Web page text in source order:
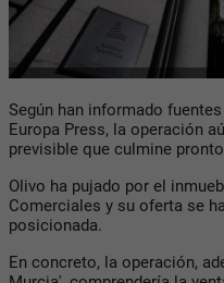
Según han informado
Europa Press, la operación
previsible que culmine
Olivo ha pujado por el
Comerciales y su oferta se
posicionada.
En concreto, la operación,